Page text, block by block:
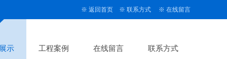
※ 返回首页 ※ 联系方式 ※ 在线留言
示 工程案例 在线留言 联系方式